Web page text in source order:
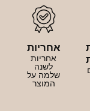
אחריות
אחריות
לשנה
שלמה על
המוצר